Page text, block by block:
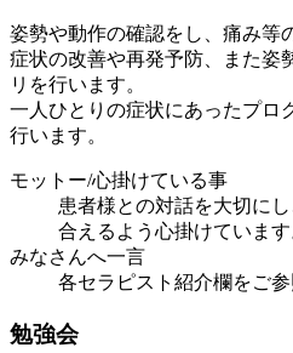
姿勢や動作の確認をし、痛み等
症状の改善や再発予防、また姿
リを行います。
一人ひとりの症状にあったプロ
行います。
モットー/心掛けている事
患者様との対話を大切に
合えるよう心掛けています
みなさんへ一言
各セラピスト紹介欄をご参
勉強会